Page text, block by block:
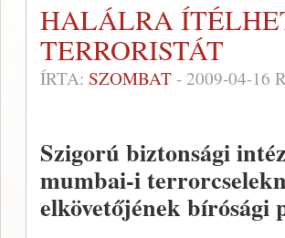
HALÁLRA
TERRORISTÁT
ÍRTA: SZOMBAT - 2009-04-16
Szigorú biztonsági
mumbai-i
elkövetőjének bírósági